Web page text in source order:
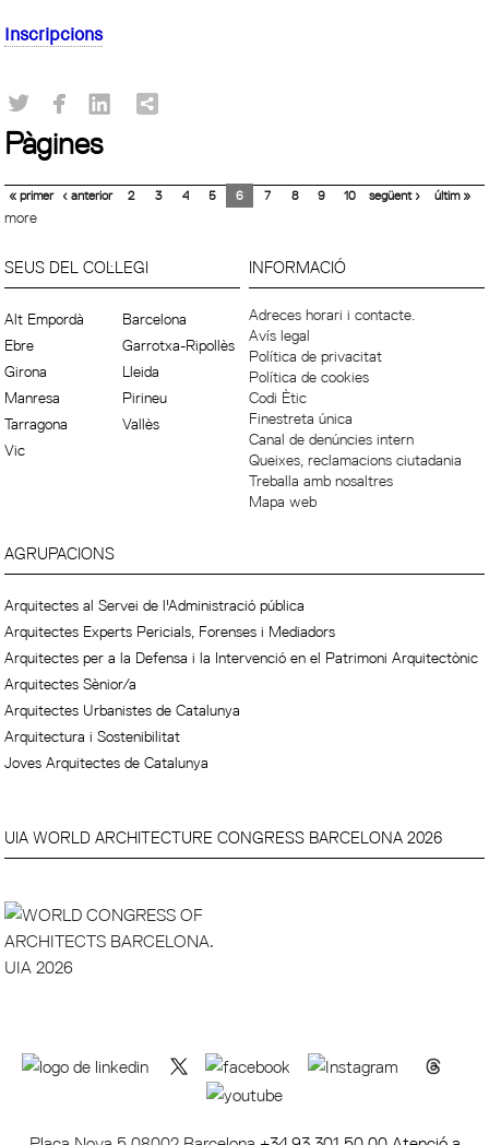
Inscripcions
Pàgines
« primer ‹ anterior 2 3 4 5 6 7 8 9 10 següent › últim »
more
SEUS DEL COL·LEGI
Alt Empordà
Barcelona
Ebre
Garrotxa-Ripollès
Girona
Lleida
Manresa
Pirineu
Tarragona
Vallès
Vic
INFORMACIÓ
Adreces horari i contacte.
Avís legal
Política de privacitat
Política de cookies
Codi Ètic
Finestreta única
Canal de denúncies intern
Queixes, reclamacions ciutadania
Treballa amb nosaltres
Mapa web
AGRUPACIONS
Arquitectes al Servei de l'Administració pública
Arquitectes Experts Pericials, Forenses i Mediadors
Arquitectes per a la Defensa i la Intervenció en el Patrimoni Arquitectònic
Arquitectes Sènior/a
Arquitectes Urbanistes de Catalunya
Arquitectura i Sostenibilitat
Joves Arquitectes de Catalunya
UIA WORLD ARCHITECTURE CONGRESS BARCELONA 2026